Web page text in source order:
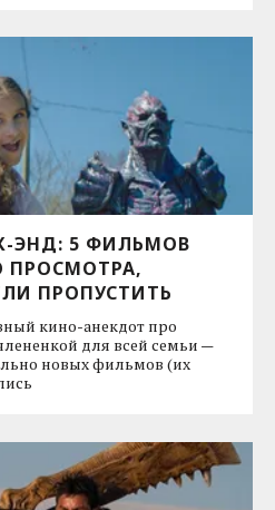
ЭНД: 5 ФИЛЬМОВ
ПРОПУСТИТЬ
кино-анекдот про
для всей семьи —
новых фильмов (их